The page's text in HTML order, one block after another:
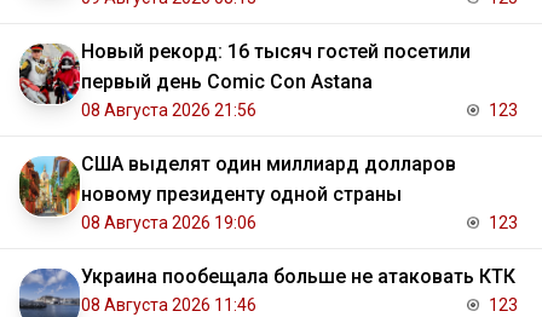
Новый рекорд: 16 тысяч гостей посетили
первый день Comic Con Astana
08 Августа 2026 21:56 123
США выделят один миллиард долларов
новому президенту одной страны
08 Августа 2026 19:06 123
Украина пообещала больше не атаковать КТК
08 Августа 2026 11:46 123